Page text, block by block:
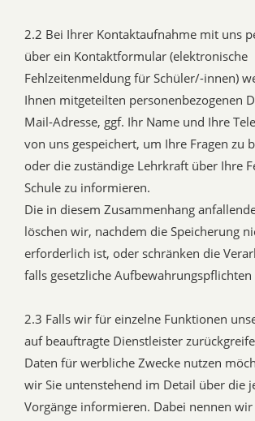
2.2 Bei Ihrer Kontaktaufnahme mit uns
über ein Kontaktformular (elektronische
Fehlzeitenmeldung für Schüler/-innen)
Ihnen mitgeteilten personenbezogenen
Mail-Adresse, ggf. Ihr Name und Ihre
von uns gespeichert, um Ihre Fragen zu
oder die zuständige Lehrkraft über Ihre
Schule zu informieren.
Die in diesem Zusammenhang
löschen wir, nachdem die Speicherung
erforderlich ist, oder schränken die
falls gesetzliche Aufbewahrungspflichten
2.3 Falls wir für einzelne Funktionen
auf beauftragte Dienstleister
Daten für werbliche Zwecke nutzen
wir Sie untenstehend im Detail über die
Vorgänge informieren. Dabei nennen